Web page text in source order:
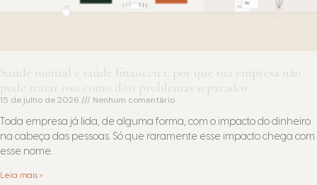
Saúde mental e saúde financeira: por que sua empresa não
pode tratar isso como dois problemas separados
15 de julho de 2026 Nenhum comentário
Toda empresa já lida, de alguma forma, com o impacto do dinheiro
na cabeça das pessoas. Só que raramente esse impacto chega com
esse nome.
Leia mais »